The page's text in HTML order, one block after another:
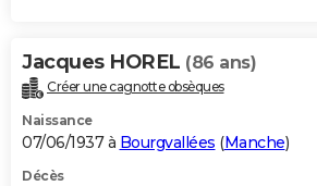
Jacques HOREL (86 ans)
Créer une cagnotte obsèques
Naissance
07/06/1937 à Bourgvallées (Manche)
Décès